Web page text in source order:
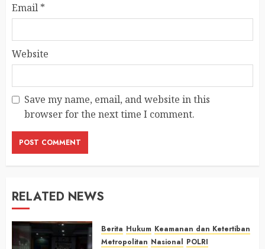
Email *
Website
Save my name, email, and website in this
browser for the next time I comment.
RELATED NEWS
Berita Hukum Keamanan dan Ketertiban
Metropolitan Nasional POLRI